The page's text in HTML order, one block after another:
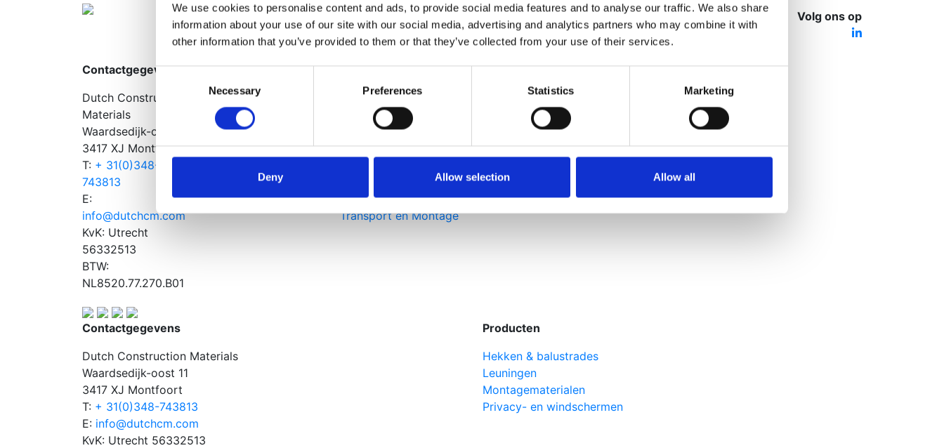
We use cookies to personalise content and ads, to provide social media features and to analyse our traffic. We also share
information about your use of our site with our social media, advertising and analytics partners who may combine it with
other information that you’ve provided to them or that they’ve collected from your use of their services.
Consent
Necessary Preferences Statistics Marketing
Deny Allow selection Allow all
Vragen? Kom in contact!
info@dutchcm.com
+ 31(0)348-743813
Volg ons op
Contactgegevens
Dutch Construction
Materials
Waardsedijk-oost 11
3417 XJ Montfoort
T: + 31(0)348-
743813
E:
info@dutchcm.com
KvK: Utrecht
56332513
BTW:
NL8520.77.270.B01
Klantenservice
Contact
Klantenservice
Kwaliteit & garantie
Betalingsmogelijkheden
Levering en levertijden
Transport en Montage
Producten
Hekken &
balustrades
Leuningen
Montagematerialen
windschermen
Contactgegevens
Dutch Construction Materials
Waardsedijk-oost 11
3417 XJ Montfoort
T: + 31(0)348-743813
E: info@dutchcm.com
KvK: Utrecht 56332513
Producten
Hekken & balustrades
Leuningen
Montagematerialen
Privacy- en windschermen